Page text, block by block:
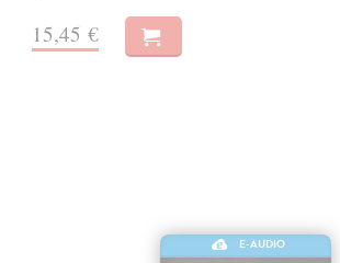
15,45 €
E-AUDIO